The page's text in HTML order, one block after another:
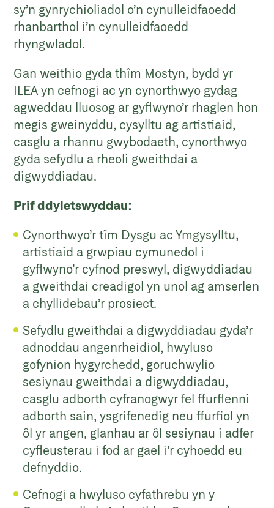
sy’n gynrychioliadol o’n cynulleidfaoedd
rhanbarthol i’n cynulleidfaoedd
rhyngwladol.
Gan weithio gyda thîm Mostyn, bydd yr
ILEA yn cefnogi ac yn cynorthwyo gydag
agweddau lluosog ar gyflwyno’r rhaglen hon
megis gweinyddu, cysylltu ag artistiaid,
casglu a rhannu gwybodaeth, cynorthwyo
gyda sefydlu a rheoli gweithdai a
digwyddiadau.
Prif ddyletswyddau:
Cynorthwyo’r tîm Dysgu ac Ymgysylltu,
artistiaid a grwpiau cymunedol i
gyflwyno’r cyfnod preswyl, digwyddiadau
a gweithdai creadigol yn unol ag amserlen
a chyllidebau’r prosiect.
Sefydlu gweithdai a digwyddiadau gyda’r
adnoddau angenrheidiol, hwyluso
gofynion hygyrchedd, goruchwylio
sesiynau gweithdai a digwyddiadau,
casglu adborth cyfranogwyr fel ffurflenni
adborth sain, ysgrifenedig neu ffurfiol yn
ôl yr angen, glanhau ar ôl sesiynau i adfer
cyfleusterau i fod ar gael i’r cyhoedd eu
defnyddio.
Cefnogi a hwyluso cyfathrebu yn y